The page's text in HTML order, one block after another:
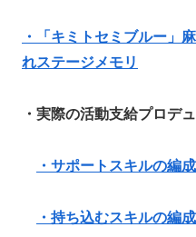
・「キミトセミブルー」
れステージメモリ
・実際の活動支給プロデ
・サポートスキルの編成
・持ち込むスキルの編成